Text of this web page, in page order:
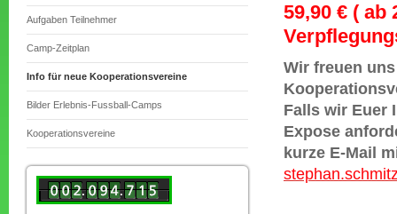
Aufgaben Teilnehmer
Camp-Zeitplan
Info für neue Kooperationsvereine
Bilder Erlebnis-Fussball-Camps
Kooperationsvereine
59,90 € ( ab
Wir freuen
Falls wir Euer
Expose
kurze E-Mail